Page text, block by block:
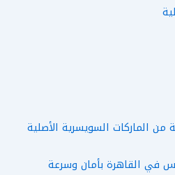
الماركات السويسرية الأصلية
في القاهرة بأمان وسرعة